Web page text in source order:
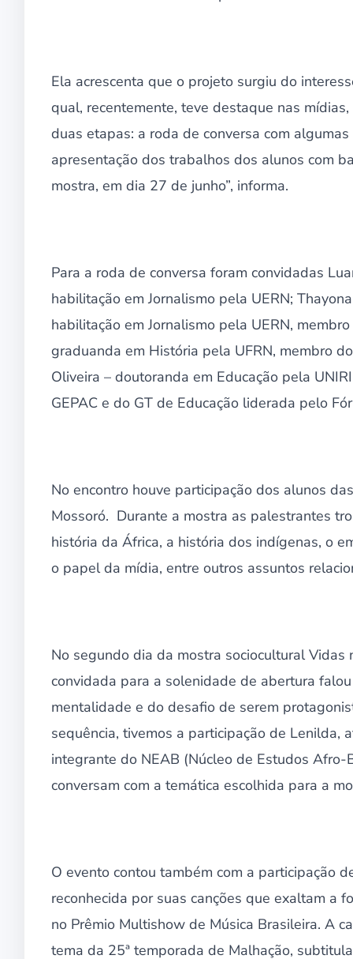
Ela acrescenta que o projeto surgiu do
qual, recentemente, teve destaque nas
duas etapas: a roda de conversa com
apresentação dos trabalhos dos alunos com
mostra, em dia 27 de junho”, informa.
Para a roda de conversa foram convidadas
habilitação em Jornalismo pela UERN;
habilitação em Jornalismo pela UERN,
graduanda em História pela UFRN, membro
Oliveira – doutoranda em Educação pela
GEPAC e do GT de Educação liderada pelo
No encontro houve participação dos alunos
Mossoró. Durante a mostra as palestrantes
história da África, a história dos indígenas, o
o papel da mídia, entre outros assuntos
No segundo dia da mostra sociocultural
convidada para a solenidade de abertura
mentalidade e do desafio de serem
sequência, tivemos a participação de Lenilda,
integrante do NEAB (Núcleo de Estudos
conversam com a temática escolhida para a
O evento contou também com a participação
reconhecida por suas canções que exaltam a
no Prêmio Multishow de Música Brasileira. A
tema da 25ª temporada de Malhação,